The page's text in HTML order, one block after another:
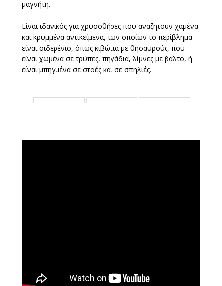
μαγνήτη.
Είναι ιδανικός για χρυσοθήρες που αναζητούν χαμένα
και κρυμμένα αντικείμενα, των οποίων το περίβλημα
είναι σιδερένιο, όπως κιβώτια με θησαυρούς, που
είναι χωμένα σε τρύπες, πηγάδια, λίμνες με βάλτο, ή
είναι μπηγμένα σε στοές και σε σπηλιές.